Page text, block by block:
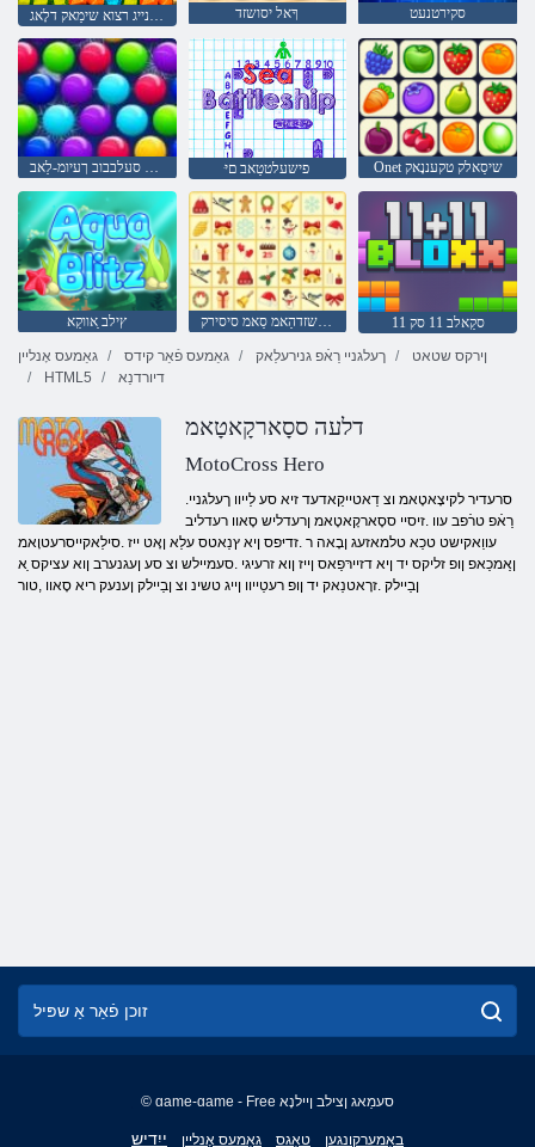
ךָאל יסושזד סקירטנעט
ןַאשידַא סַאמסק סעלבבוב ךעיומ-לַאב ּפישעלטטַאב םי Onet שיסַאלק טקעננָאק
ץילב ַאווקַא גנָאשזדהַאמ סַאמ סיסירק
סקַאלב 11 סק 11
גאַמעס אָנליין
גאַמעס פֿאַר קידס ךעלגניי רַאֿפ גנירעלַאק
ןירקס שטאט
HTML5
דיורדנַא
דלעה ססָארקָאטָאמ
MotoCross Hero
.סרעדיר לקיצָאטָאמ וצ דַאטייקַאדעד זיא סע לַייוו ךעלגניי
רַאֿפ טרֿפב עוו .זיסיי ססָארקָאטָאמ ןרעדליש סָאוו רעדליב
עווַאקישט טכַא טלמאזעג ןבָאה ר .זדיּפס ןיא ץנַאטס עלַא ןָאט ייז .סילַאקייסרעטוָאמ
ןַאמכַאפ ןופ זליקס יד ןיא דזיירּפַאס ןייז ןוא זרעיגי .סעמיילש וצ סע ןעגנערב ןוא עציקס ַא
ןבַיילק .זרָאטנַאק יד ןופ רעטַייוו ןייג טשינ וצ ןבַיילק ןענעק ריא סָאוו ,טור
© game-game - Free סעמַאג ןצילב ןיילנָא
ייִדישEnglish
גאַמעס אָנליין טאַגס באַמערקונגען